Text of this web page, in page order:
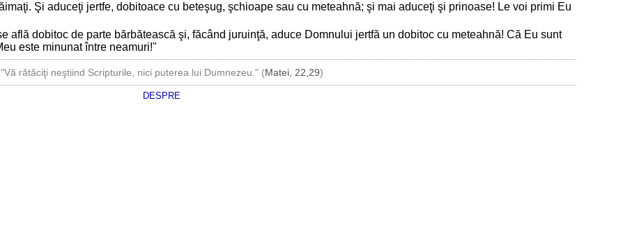
Şi aduceţi jertfe, dobitoace cu beteşug, şchioape sau cu meteahnă; şi mai aduceţi şi prinoase! Le voi primi Eu
află dobitoc de parte bărbătească şi, făcând juruinţă, aduce Domnului jertfă un dobitoc cu meteahnă! Că Eu sunt
este minunat între neamuri!"
"Vă rătăciţi neştiind Scripturile, nici puterea lui Dumnezeu." (Matei, 22,29)
DESPRE